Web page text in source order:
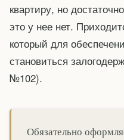
квартиру, но
это у нее нет.
который для
становиться
№102).
Обязательно